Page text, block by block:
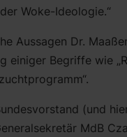
Woke-Ideologie.“
Aussagen Dr.
einiger Begriffe wie
(und
MdB